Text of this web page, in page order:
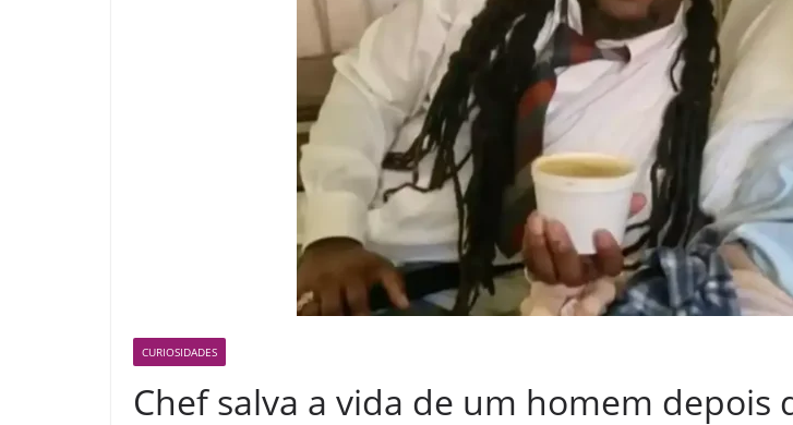
CURIOSIDADES
Chef salva a vida de um homem depois